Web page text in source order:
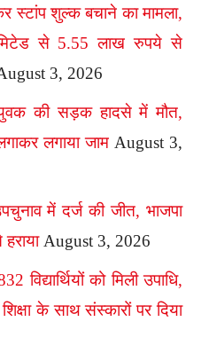
स्टांप शुल्क बचाने का मामला,
से 5.55 लाख रुपये से
3, 2026
की सड़क हादसे में मौत,
लगाया जाम August 3,
में दर्ज की जीत, भाजपा
August 3, 2026
विद्यार्थियों को मिली उपाधि,
के साथ संस्कारों पर दिया